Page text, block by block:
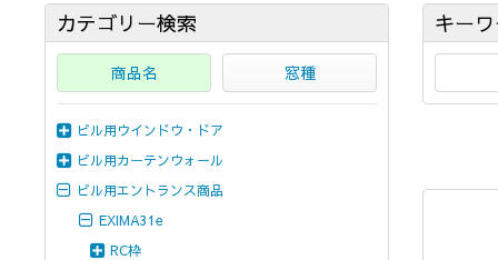
カテゴリー検索
商品名 窓種
ビル用ウインドウ・ドア
ビル用カーテンウォール
ビル用エントランス商品
EXIMA31e
RC枠
キー